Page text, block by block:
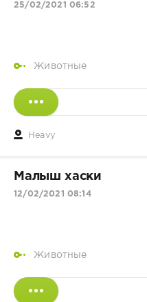
25/02/2021 06:52
Животные
Heavy
Малыш хаски
12/02/2021 08:14
Животные